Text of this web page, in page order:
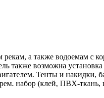
а также водоемам с
возможна установка
Тенты и
набор (клей, ПВХ-ткань,